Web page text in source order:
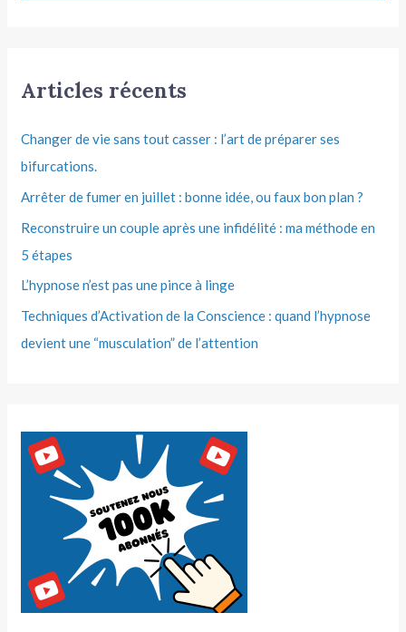
Articles récents
Changer de vie sans tout casser : l’art de préparer ses
bifurcations.
Arrêter de fumer en juillet : bonne idée, ou faux bon plan ?
Reconstruire un couple après une infidélité : ma méthode en
5 étapes
L’hypnose n’est pas une pince à linge
Techniques d’Activation de la Conscience : quand l’hypnose
devient une “musculation” de l’attention